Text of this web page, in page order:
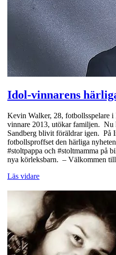
Idol-vinnarens
Kevin Walker, 28, fotbollsspelare
vinnare 2013, utökar familjen.
Sandberg blivit föräldrar igen. På
fotbollsproffset den härliga
#stoltpappa och #stoltmamma på
nya körleksbarn. – Välkommen
Läs vidare